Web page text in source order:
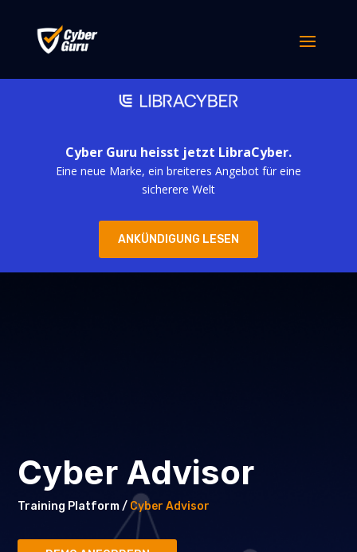
Cyber Guru heisst jetzt LibraCyber.
Eine neue Marke, ein breiteres Angebot für eine
sicherere Welt
ANKÜNDIGUNG LESEN
Cyber Advisor
Training Platform / Cyber Advisor